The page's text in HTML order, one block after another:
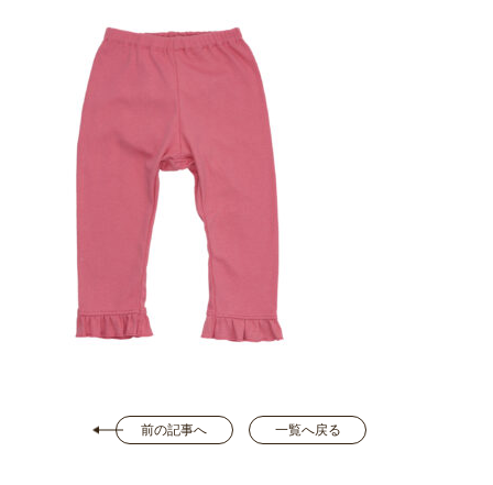
前の記事へ 一覧へ戻る